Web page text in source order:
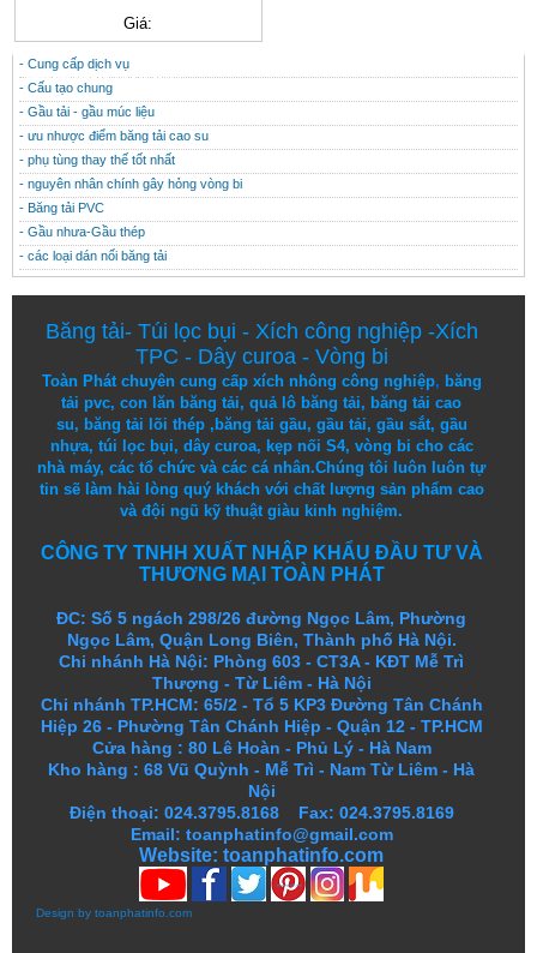
Giá:
CONTACT
THÔNG TIN HỮU ÍCH
- Cung cấp dịch vụ
- Cấu tạo chung
- Gầu tải - gầu múc liệu
- ưu nhược điểm băng tải cao su
- phụ tùng thay thế tốt nhất
- nguyên nhân chính gây hỏng vòng bi
- Băng tải PVC
- Gầu nhưa-Gầu thép
- các loại dán nối băng tải
Băng tải- Túi lọc bụi - Xích công nghiệp-Xích
TPC - Dây curoa - Vòng bi
Toàn Phát chuyên cung cấp xích nhông công nghiệp, băng
tải pvc,con lăn băng tải,quả lô băng tải, băng tải cao
su, băng tải lõi thép,băng tải gầu, gầu tải, gầu sắt, gầu
nhựa, túi lọc bụi, dây curoa, kẹp nối S4, vòng bi cho các
nhà máy, các tổ chức và các cá nhân.Chúng tôi luôn luôn tự
tin sẽ làm hài lòng quý khách với chất lượng sảnphẩm cao
và đội ngũ kỹ thuật giàu kinh nghiệm.
CÔNG TY TNHH XUẤT NHẬP KHẨU ĐẦU TƯ VÀ
THƯƠNG MẠI TOÀN PHÁT
ĐC: Số 5 ngách 298/26 đường Ngọc Lâm, Phường
Ngọc Lâm, Quận Long Biên, Thành phố Hà Nội.
Chi nhánh Hà Nội: Phòng 603 - CT3A - KĐT Mễ Trì
Thượng - Từ Liêm - Hà Nội
Chi nhánh TP.HCM: 65/2 - Tổ 5 KP3 Đường Tân Chánh
Hiệp 26 - Phường Tân Chánh Hiệp - Quận 12 - TP.HCM
Cửa hàng : 80 Lê Hoàn - Phủ Lý - Hà Nam
Kho hàng :68 Vũ Quỳnh - Mễ Trì - Nam Từ Liêm - Hà
Nội
Điện thoại: 024.3795.8168 Fax: 024.3795.8169
Email: toanphatinfo@gmail.com
Website: toanphatinfo.com
Design by toanphatinfo.com